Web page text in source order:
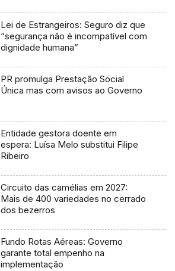
Lei de Estrangeiros: Seguro diz que
“segurança não é incompatível com
dignidade humana”
PR promulga Prestação Social
Única mas com avisos ao Governo
Entidade gestora doente em
espera: Luísa Melo substitui Filipe
Ribeiro
Circuito das camélias em 2027:
Mais de 400 variedades no cerrado
dos bezerros
Fundo Rotas Aéreas: Governo
garante total empenho na
implementação